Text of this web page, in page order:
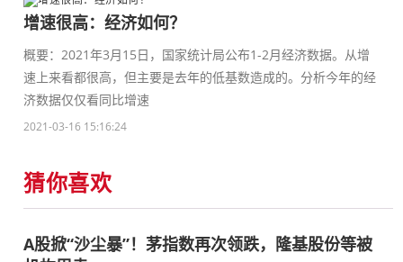
增速很高：经济如何？
概要：2021年3月15日，国家统计局公布1-2月经济数据。从增
速上来看都很高，但主要是去年的低基数造成的。分析今年的经
济数据仅仅看同比增速
2021-03-16 15:16:24
猜你喜欢
A股掀“沙尘暴”！茅指数再次领跌，隆基股份等被